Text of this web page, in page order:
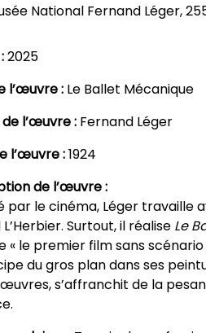
National Fernand Léger,
2025
l’œuvre : Le Ballet Mécanique
l’œuvre : Fernand Léger
l’œuvre :1924
de l’œuvre :
par le cinéma, Léger travaille
Surtout, il réalise Le
« le premier film sans
du gros plan dans ses
s’affranchit de la